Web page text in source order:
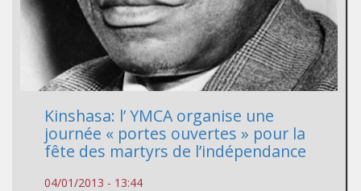
Kinshasa: l’ YMCA organise une
journée « portes ouvertes » pour la
fête des martyrs de l’indépendance
04/01/2013 - 13:44